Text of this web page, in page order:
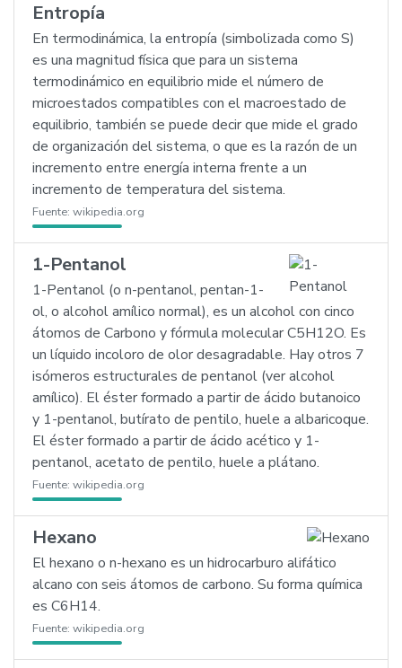
Entropía
En termodinámica, la entropía (simbolizada como S)
es una magnitud física que para un sistema
termodinámico en equilibrio mide el número de
microestados compatibles con el macroestado de
equilibrio, también se puede decir que mide el grado
de organización del sistema, o que es la razón de un
incremento entre energía interna frente a un
incremento de temperatura del sistema.
Fuente: wikipedia.org
1-Pentanol
1-Pentanol (o n-pentanol, pentan-1-
ol, o alcohol amílico normal), es un alcohol con cinco
átomos de Carbono y fórmula molecular C5H12O. Es
un líquido incoloro de olor desagradable. Hay otros 7
isómeros estructurales de pentanol (ver alcohol
amílico). El éster formado a partir de ácido butanoico
y 1-pentanol, butírato de pentilo, huele a albaricoque.
El éster formado a partir de ácido acético y 1-
pentanol, acetato de pentilo, huele a plátano.
Fuente: wikipedia.org
Hexano
El hexano o n-hexano es un hidrocarburo alifático
alcano con seis átomos de carbono. Su forma química
es C6H14.
Fuente: wikipedia.org